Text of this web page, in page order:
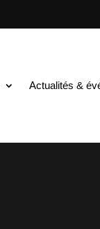
Actualités &